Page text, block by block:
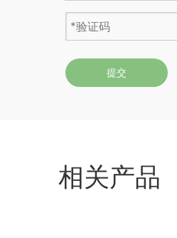
提交
相关产品